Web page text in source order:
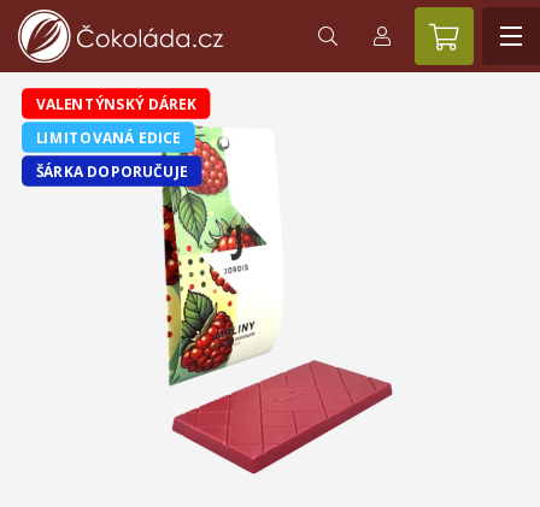
VALENTÝNSKÝ DÁREK
LIMITOVANÁ EDICE
ŠÁRKA DOPORUČUJE